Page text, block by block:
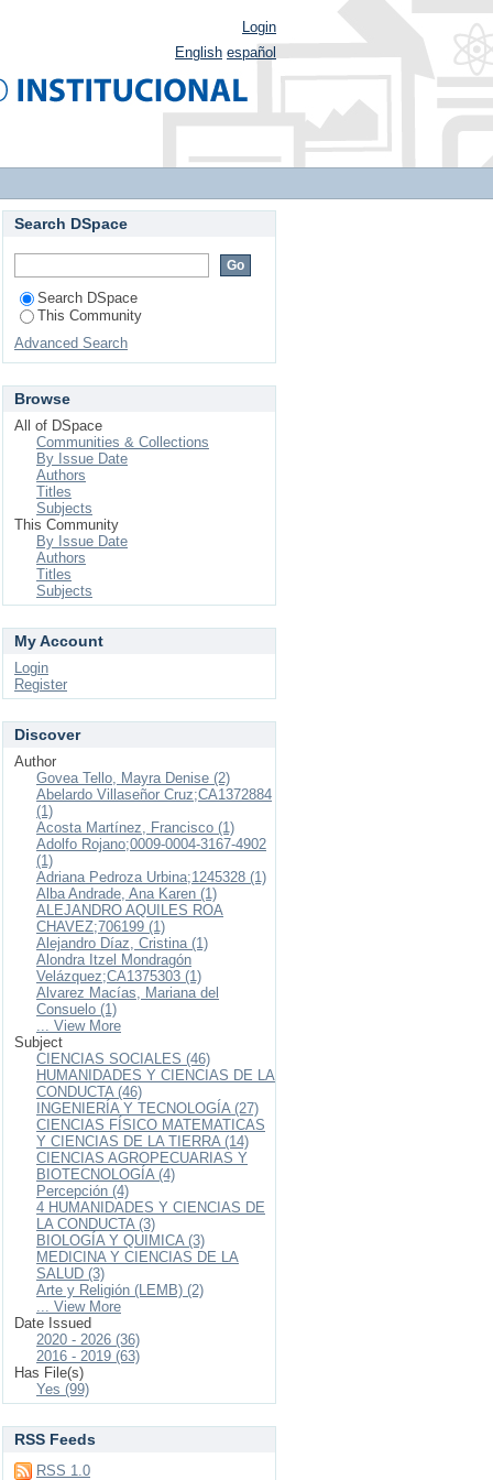
Login
English español
Search DSpace
Search DSpace
This Community
Advanced Search
Browse
All of DSpace
Communities & Collections
By Issue Date
Authors
Titles
Subjects
This Community
By Issue Date
Authors
Titles
Subjects
My Account
Login
Register
Discover
Author
Govea Tello, Mayra Denise (2)
Abelardo Villaseñor Cruz;CA1372884
(1)
Acosta Martínez, Francisco (1)
Adolfo Rojano;0009-0004-3167-4902
(1)
Adriana Pedroza Urbina;1245328 (1)
Alba Andrade, Ana Karen (1)
ALEJANDRO AQUILES ROA
CHAVEZ;706199 (1)
Alejandro Díaz, Cristina (1)
Alondra Itzel Mondragón
Velázquez;CA1375303 (1)
Alvarez Macías, Mariana del
Consuelo (1)
... View More
Subject
CIENCIAS SOCIALES (46)
HUMANIDADES Y CIENCIAS DE LA
CONDUCTA (46)
INGENIERÍA Y TECNOLOGÍA (27)
CIENCIAS FÍSICO MATEMATICAS
Y CIENCIAS DE LA TIERRA (14)
CIENCIAS AGROPECUARIAS Y
BIOTECNOLOGÍA (4)
Percepción (4)
4 HUMANIDADES Y CIENCIAS DE
LA CONDUCTA (3)
BIOLOGÍA Y QUIMICA (3)
MEDICINA Y CIENCIAS DE LA
SALUD (3)
Arte y Religión (LEMB) (2)
... View More
Date Issued
2020 - 2026 (36)
2016 - 2019 (63)
Has File(s)
Yes (99)
RSS Feeds
RSS 1.0